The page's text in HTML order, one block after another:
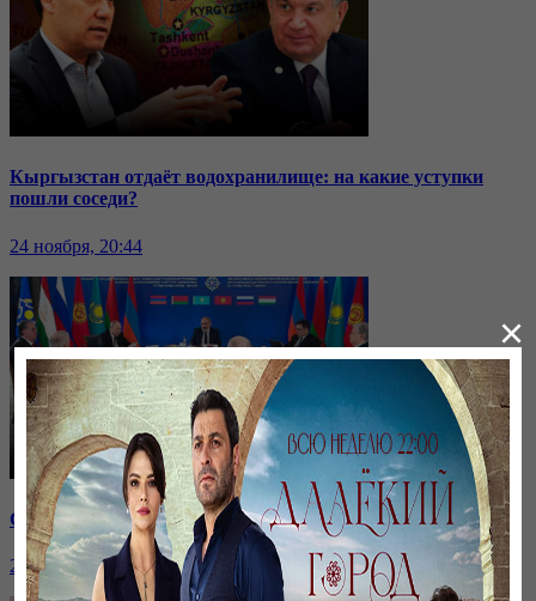
Кыргызстан отдаёт водохранилище: на какие уступки
пошли соседи?
24 ноября, 20:44
Саммит ОДКБ: под вопросом эффективность организации
24 ноября, 20:43
×